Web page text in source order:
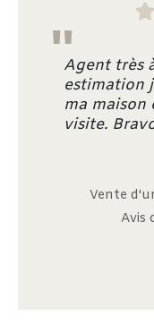

"Agent très
estimation
ma maison
visite.
Vente
Avis